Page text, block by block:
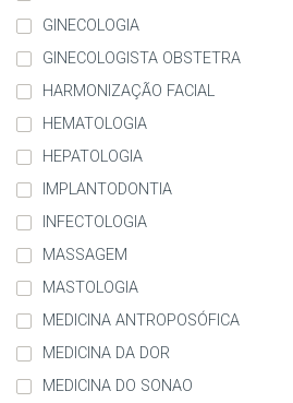
GINECOLOGIA
GINECOLOGISTA OBSTETRA
HARMONIZAÇÃO FACIAL
HEMATOLOGIA
HEPATOLOGIA
IMPLANTODONTIA
INFECTOLOGIA
MASSAGEM
MASTOLOGIA
MEDICINA ANTROPOSÓFICA
MEDICINA DA DOR
MEDICINA DO SONAO